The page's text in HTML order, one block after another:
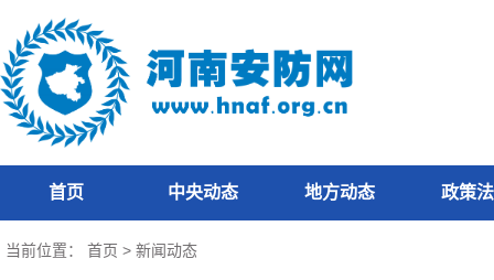
首页 中央动态 地方动态 政策
当前位置： 首页 > 新闻动态